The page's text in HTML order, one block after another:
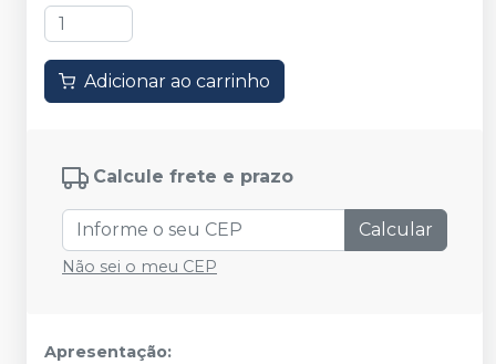
Adicionar ao carrinho
Calcule frete e prazo
Calcular
Não sei o meu CEP
Apresentação: